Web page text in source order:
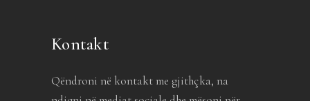
Kontakt
Qëndroni në kontakt me gjithçka, na